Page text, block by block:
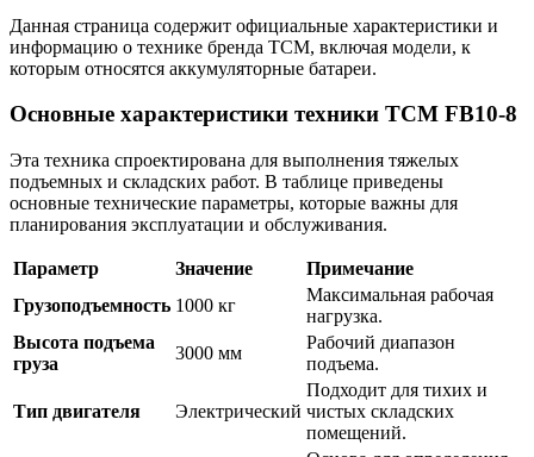
Данная страница содержит официальные характеристики и
информацию о технике бренда TCM, включая модели, к
которым относятся аккумуляторные батареи.
Основные характеристики техники TCM FB10-8
Эта техника спроектирована для выполнения тяжелых
подъемных и складских работ. В таблице приведены
основные технические параметры, которые важны для
планирования эксплуатации и обслуживания.
Параметр Значение
Примечание
Грузоподъемность 1000 кг
Максимальная рабочая
нагрузка.
Высота подъема
груза
3000 мм
Рабочий диапазон
подъема.
Тип двигателя Электрический
Подходит для тихих и
чистых складских
помещений.